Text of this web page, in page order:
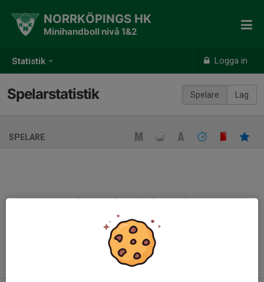
Statistik Logga in
NORRKÖPINGS HK
Minihandboll nivå 1&2
Spelare Lag
Spelarstatistik
SPELARE
Ingen spelarstatistik sparad
När ni fyller i uppställning på respektive match visas statistiken
automatiskt på denna sida